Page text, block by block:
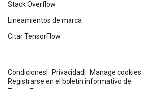
Stack Overflow
Lineamientos de marca
Citar TensorFlow
Condiciones Privacidad
Manage cookies
Registrarse en el boletín informativo de